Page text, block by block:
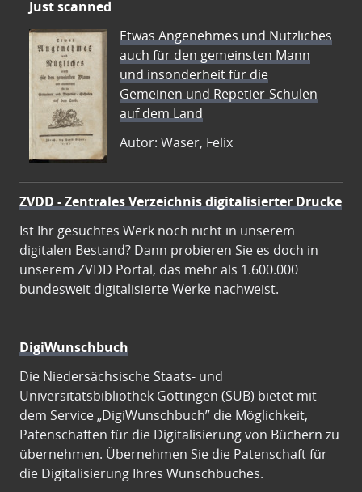
Just scanned
Etwas Angenehmes und Nützliches
auch für den gemeinsten Mann
und insonderheit für die
Gemeinen und Repetier-Schulen
auf dem Land
Autor: Waser, Felix
ZVDD - Zentrales Verzeichnis digitalisierter Drucke
Ist Ihr gesuchtes Werk noch nicht in unserem
digitalen Bestand? Dann probieren Sie es doch in
unserem ZVDD Portal, das mehr als 1.600.000
bundesweit digitalisierte Werke nachweist.
DigiWunschbuch
Die Niedersächsische Staats- und
Universitätsbibliothek Göttingen (SUB) bietet mit
dem Service „DigiWunschbuch” die Möglichkeit,
Patenschaften für die Digitalisierung von Büchern zu
übernehmen. Übernehmen Sie die Patenschaft für
die Digitalisierung Ihres Wunschbuches.